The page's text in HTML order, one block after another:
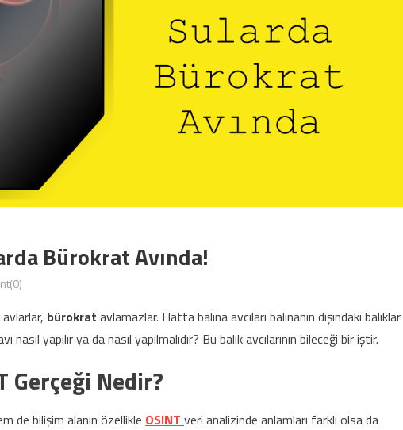
Bürokrat Avında!
avlarlar, bürokrat avlamazlar. Hatta balina avcıları balinanın dışındaki balıklar
nasıl yapılır ya da nasıl yapılmalıdır? Bu balık avcılarının bileceği bir iştir.
Gerçeği Nedir?
de bilişim alanın özellikle OSINT veri analizinde anlamları farklı olsa da